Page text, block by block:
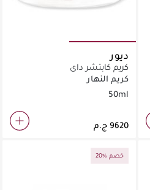
ديور
كريم كابتشر داي
كريم النهار
50ml
20% خصم